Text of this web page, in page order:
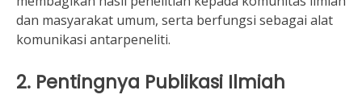
dan masyarakat umum, serta berfungsi sebagai alat
komunikasi antarpeneliti.
2. Pentingnya Publikasi Ilmiah